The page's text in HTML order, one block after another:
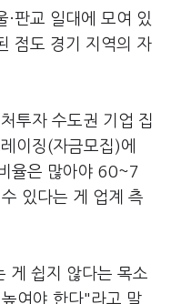
판교 일대에 모여 있
점도 경기 지역의 자
투자 수도권 기업 집
이징(자금모집)에
율은 많아야 60~7
있다는 게 업계 측
게 쉽지 않다는 목소
여야 한다"라고 말